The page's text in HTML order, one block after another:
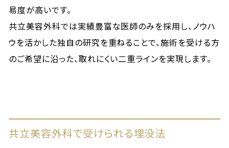
易度が高いです。
共立美容外科では実績豊富な医師のみを採用し、ノウハ
ウを活かした独自の研究を重ねることで、施術を受ける方
のご希望に沿った、取れにくい二重ラインを実現します。
共立美容外科で受けられる埋没法